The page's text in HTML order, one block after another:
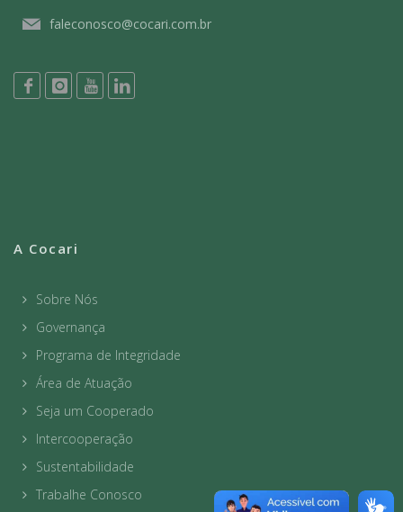
faleconosco@cocari.com.br
A Cocari
Sobre Nós
Governança
Programa de Integridade
Área de Atuação
Seja um Cooperado
Intercooperação
Sustentabilidade
Trabalhe Conosco